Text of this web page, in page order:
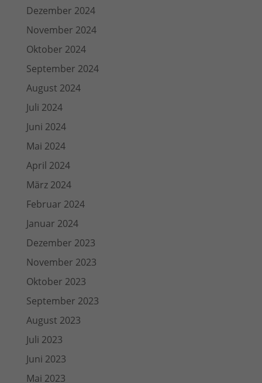
Dezember 2024
November 2024
Oktober 2024
September 2024
August 2024
Juli 2024
Juni 2024
Mai 2024
April 2024
März 2024
Februar 2024
Januar 2024
Dezember 2023
November 2023
Oktober 2023
September 2023
August 2023
Juli 2023
Juni 2023
Mai 2023